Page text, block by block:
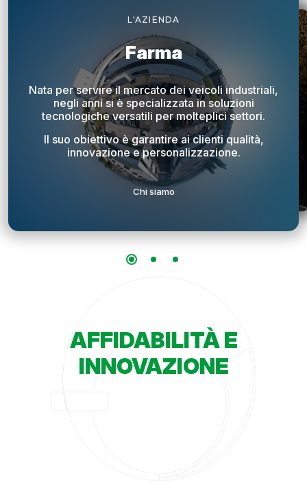
L'AZIENDA
Farma
Nata per servire il mercato dei veicoli industriali,
negli anni si è specializzata in soluzioni
tecnologiche versatili per molteplici settori.
Il suo obiettivo è garantire ai clienti qualità,
innovazione e personalizzazione.
Chi siamo
L'AZIENDA
Mission e Vision
Mission:Progettare e realizzare in modo
innovativo e sostenibile sistemi di rifornimento per
la mobilità, particolari in leghe leggere e plastiche.
Vision:Continuare a crescere rimanendo punto di
riferimento per i clienti.
Mission e vision
L'AZIENDA
La Nostra Storia
Dal 1975 al fianco dei nostri clienti con soluzioni
vincenti. Cinquant'anni di know-how che
garantiscono risultati sicuri, funzionali e
personalizzati per partnership di successo.
La nostra storia
AFFIDABILITÀ E
INNOVAZIONE